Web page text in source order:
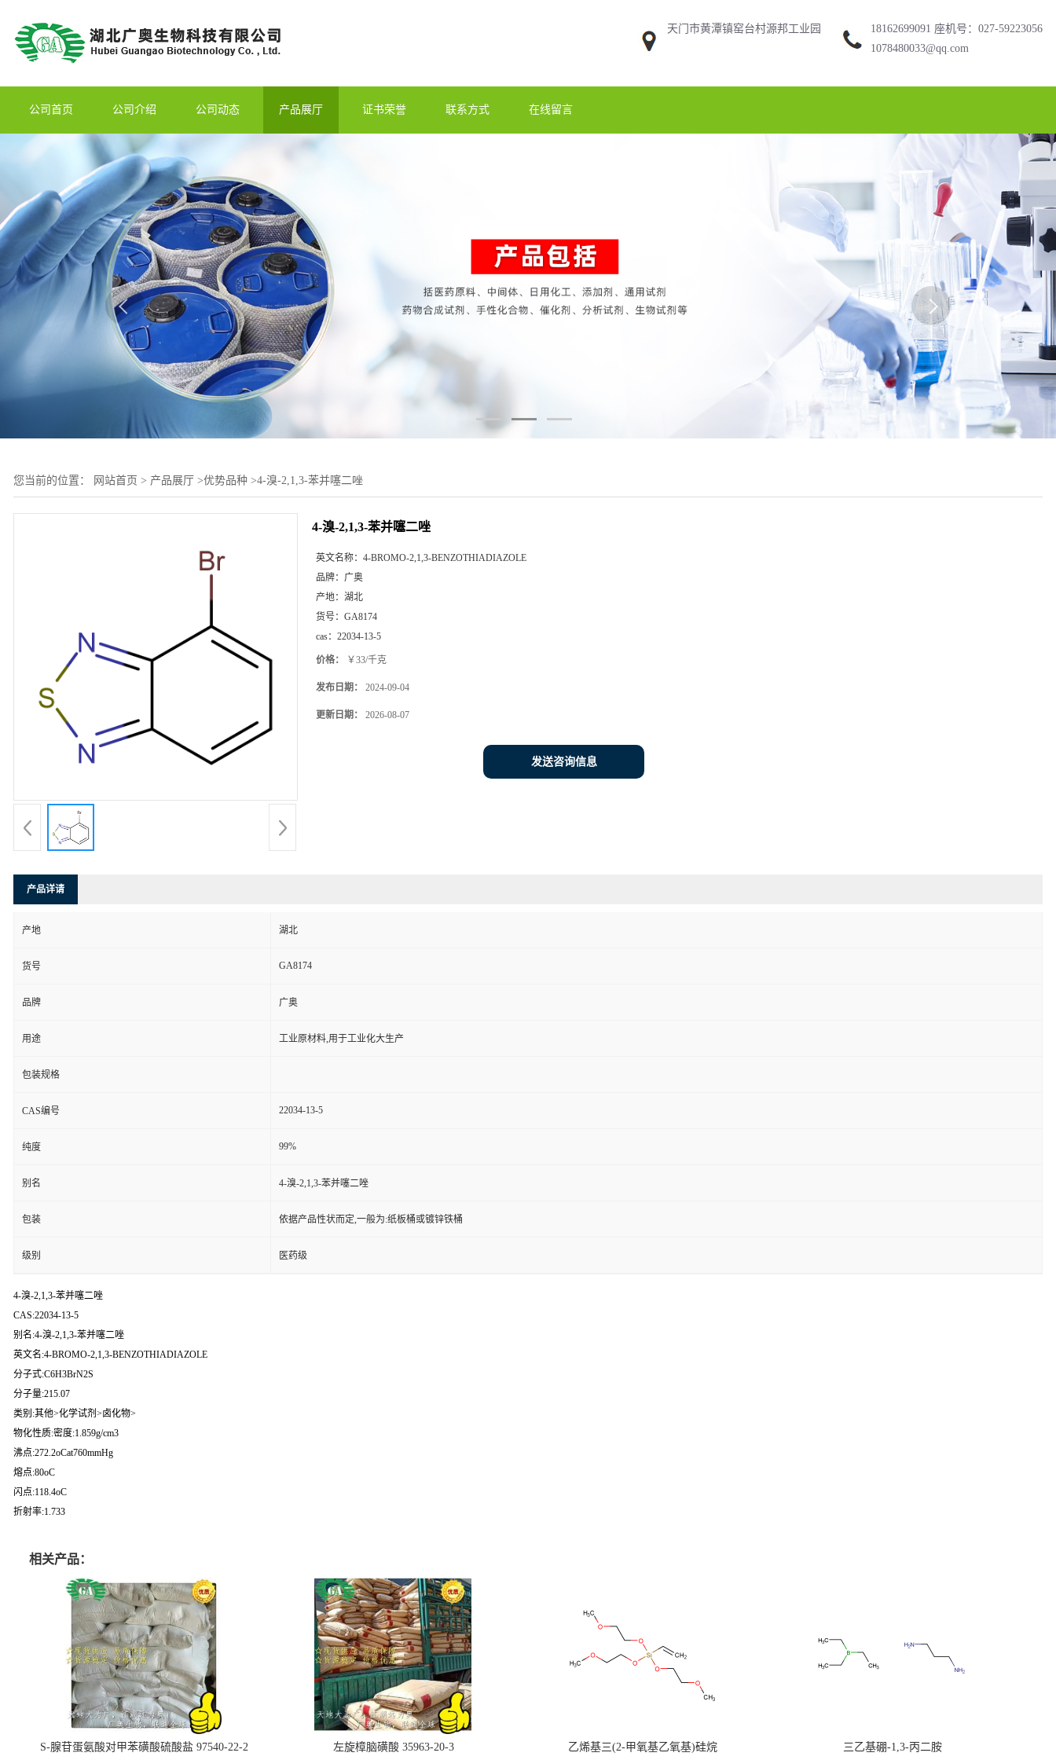
天门市黄潭镇窑台村源邦工业园
18162699091 座机号：027-59223056
1078480033@qq.com
公司首页 公司介绍 公司动态 产品展厅 证书荣誉 联系方式 在线留言
您当前的位置： 网站首页 > 产品展厅 >优势品种 >4-溴-2,1,3-苯并噻二唑
4-溴-2,1,3-苯并噻二唑
英文名称： 4-BROMO-2,1,3-BENZOTHIADIAZOLE
品牌： 广奥
产地： 湖北
货号： GA8174
cas： 22034-13-5
价格： ￥33/千克
发布日期： 2024-09-04
更新日期： 2026-08-07
发送咨询信息
产品详请
产地 湖北
货号 GA8174
品牌 广奥
用途 工业原材料,用于工业化大生产
包装规格
CAS编号 22034-13-5
纯度 99%
别名 4-溴-2,1,3-苯并噻二唑
包装 依据产品性状而定,一般为:纸板桶或镀锌铁桶
级别 医药级
4-溴-2,1,3-苯并噻二唑
CAS:22034-13-5
别名:4-溴-2,1,3-苯并噻二唑
英文名:4-BROMO-2,1,3-BENZOTHIADIAZOLE
分子式:C6H3BrN2S
分子量:215.07
类别:其他>化学试剂>卤化物>
物化性质:密度:1.859g/cm3
沸点:272.2oCat760mmHg
熔点:80oC
闪点:118.4oC
折射率:1.733
相关产品：
S-腺苷蛋氨酸对甲苯磺酸硫酸盐 97540-22-2 左旋樟脑磺酸 35963-20-3 乙烯基三(2-甲氧基乙氧基)硅烷 三乙基硼-1,3-丙二胺